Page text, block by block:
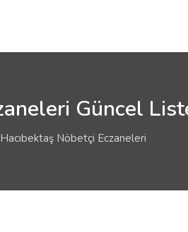
Güncel
Hacıbektaş Nöbetçi Eczaneleri